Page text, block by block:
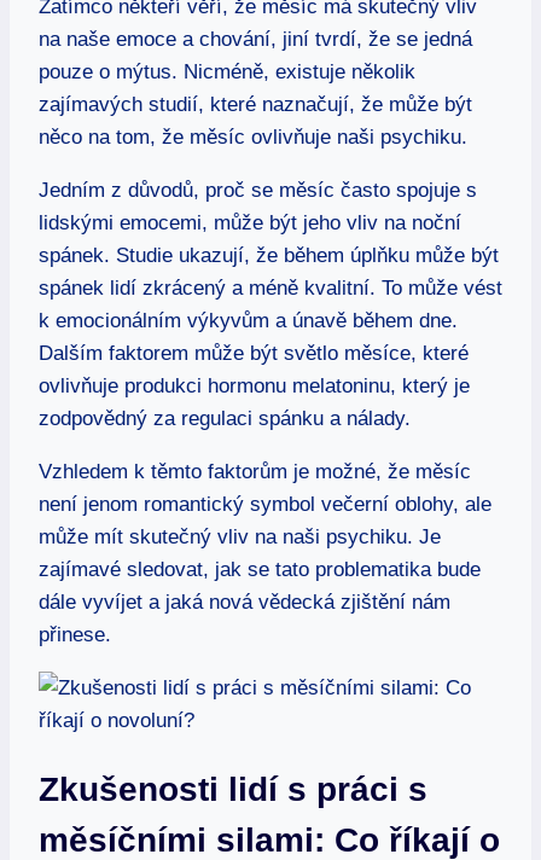
Zatímco někteří věří, že měsíc má skutečný vliv
na naše emoce a chování, jiní tvrdí, že se jedná
pouze o mýtus. Nicméně, existuje několik
zajímavých studií, které naznačují, že může být
něco na tom, že měsíc ovlivňuje naši psychiku.
Jedním z důvodů, proč se měsíc často spojuje s
lidskými emocemi, může být jeho vliv na noční
spánek. Studie ukazují, že během úplňku může být
spánek lidí zkrácený a méně kvalitní. To může vést
k emocionálním výkyvům a únavě během dne.
Dalším faktorem může být světlo měsíce, které
ovlivňuje produkci hormonu melatoninu, který je
zodpovědný za regulaci spánku a nálady.
Vzhledem k těmto faktorům je možné, že měsíc
není jenom romantický symbol večerní oblohy, ale
může mít skutečný vliv na naši psychiku. Je
zajímavé sledovat, jak se tato problematika bude
dále vyvíjet a jaká nová vědecká zjištění nám
přinese.
Zkušenosti lidí s práci s
měsíčními silami: Co říkají o